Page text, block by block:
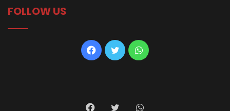
FOLLOW US
Facebook
TwitterWhatsApp
Facebook
TwitterWhatsApp